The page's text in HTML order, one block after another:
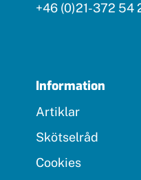
+46 (0)21-372 54
Information
Artiklar
Skötselråd
Cookies